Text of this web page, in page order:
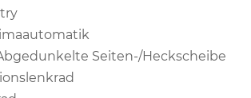
Seiten-/Heckscheibe